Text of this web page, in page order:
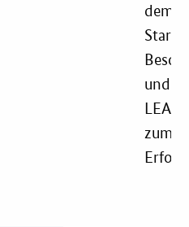
dem
und
LEAP
zum
Erfolg